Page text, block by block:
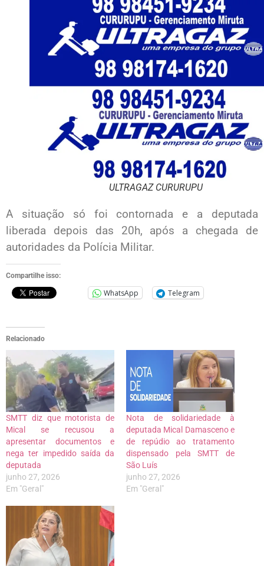
ULTRAGAZ CURURUPU
A situação só foi contornada e a deputada
liberada depois das 20h, após a chegada de
autoridades da Polícia Militar.
Compartilhe isso:
WhatsApp Telegram
Relacionado
SMTT diz que motorista de
Mical se recusou a
apresentar documentos e
nega ter impedido saída da
deputada
junho 27, 2026
Em "Geral"
Nota de solidariedade à
deputada Mical Damasceno e
de repúdio ao tratamento
dispensado pela SMTT de
São Luís
junho 27, 2026
Em "Geral"